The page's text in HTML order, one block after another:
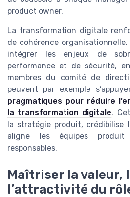
product owner.
La transformation digitale
de cohérence
intégrer les enjeux de
performance et de sécurité,
membres du comité de
peuvent par exemple
pragmatiques pour réduire
la transformation digitale.
la stratégie produit, crédibilise
aligne les équipes
responsables.
Maîtriser la valeur,
l’attractivité du